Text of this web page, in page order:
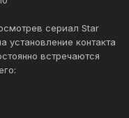
сериал Star
установление контакта
встречаются